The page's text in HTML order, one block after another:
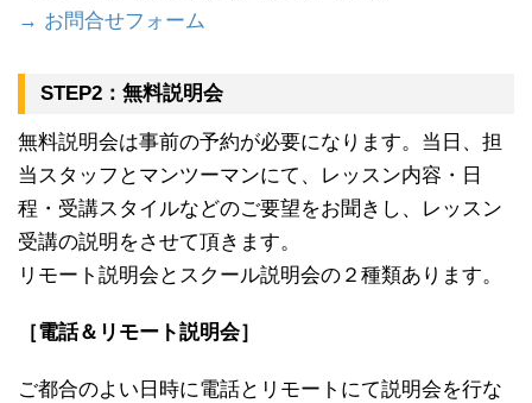
→ お問合せフォーム
STEP2：無料説明会
無料説明会は事前の予約が必要になります。当日、担
当スタッフとマンツーマンにて、レッスン内容・日
程・受講スタイルなどのご要望をお聞きし、レッスン
受講の説明をさせて頂きます。
リモート説明会とスクール説明会の２種類あります。
［電話＆リモート説明会］
ご都合のよい日時に電話とリモートにて説明会を行な